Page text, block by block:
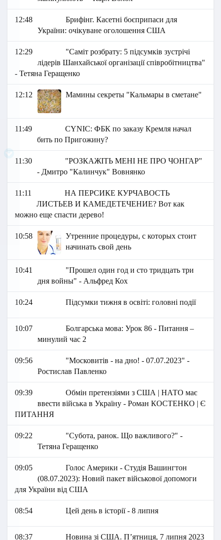
12:48
Брифінг. Касетні боєприпаси для
України: очікуване оголошення США
12:29
"Саміт розбрату: 5 підсумків зустрічі
лідерів Шанхайської організації співробітництва"
- Тетяна Геращенко
12:12 Мамины секреты "Кальмары в сметане"
11:49
СYNIC: ФБК по заказу Кремля начал
бить по Пригожину?
11:30
"РОЗКАЖІТЬ МЕНІ НЕ ПРО ЧОНГАР"
- Дмитро "Калинчук" Вовнянко
11:11
НА ПЕРСИКЕ КУРЧАВОСТЬ
ЛИСТЬЕВ И КАМЕДЕТЕЧЕНИЕ? Вот как
можно еще спасти дерево!
10:58
Утренние процедуры, с которых стоит
начинать свой день
10:41
"Прошел один год и сто тридцать три
дня войны" - Альфред Кох
10:24 Підсумки тижня в освіті: головні події
10:07
Болгарська мова: Урок 86 - Питання –
минулий час 2
09:56
"Московитів - на дно! - 07.07.2023" -
Ростислав Павленко
09:39
Обмін претензіями з США | НАТО має
ввести війська в Україну - Роман КОСТЕНКО | Є
ПИТАННЯ
09:22
"Субота, ранок. Що важливого?" -
Тетяна Геращенко
09:05
Голос Америки - Студія Вашингтон
(08.07.2023): Новий пакет військової допомоги
для України від США
08:54 Цей день в історії - 8 липня
08:37
Новина зі США. П’ятниця, 7 липня 2023